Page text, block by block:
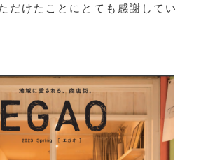
だけたことにとても感謝してい